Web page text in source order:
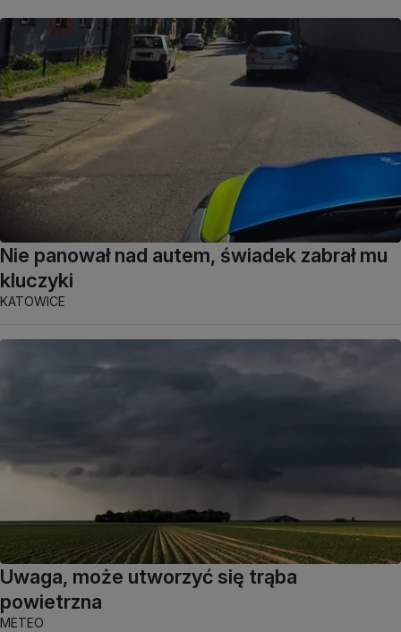
Nie panował nad autem, świadek zabrał mu
kluczyki
KATOWICE
Uwaga, może utworzyć się trąba
powietrzna
METEO